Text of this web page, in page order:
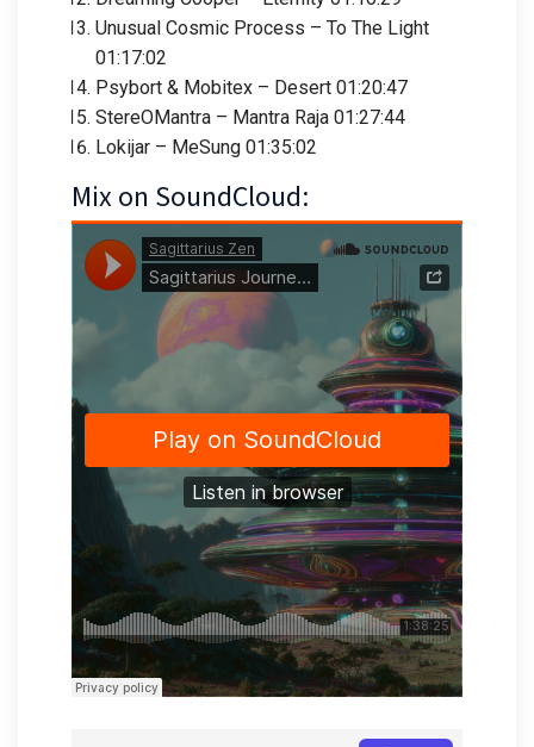
Unusual Cosmic Process – To The Light
01:17:02
Psybort & Mobitex – Desert 01:20:47
StereOMantra – Mantra Raja 01:27:44
Lokijar – MeSung 01:35:02
Mix on SoundCloud: